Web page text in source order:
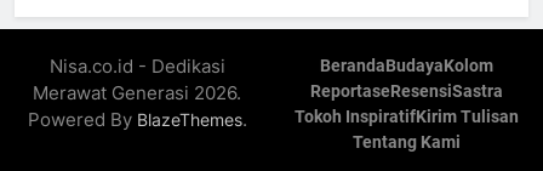
Nisa.co.id - Dedikasi
Merawat Generasi 2026.
Powered By BlazeThemes.
BerandaBudayaKolom
ReportaseResensiSastra
Tokoh InspiratifKirim Tulisan
Tentang Kami